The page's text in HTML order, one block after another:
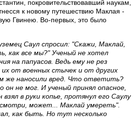
покровительствовавший наукам,
к новому путешествию Маклая -
Гвинею. Во-первых, это было
Саул спросил: "Скажи, Маклай,
как все мы?" Ученый не хотел
на папуасов. Ведь ему не рез
их от военных стычек и от других
же наносили вред. Что ответить?
не мог. И ученый принял опасное,
в руки копье, протянул его Саулу
может... Маклай умереть".
как быть. Но тут несколько